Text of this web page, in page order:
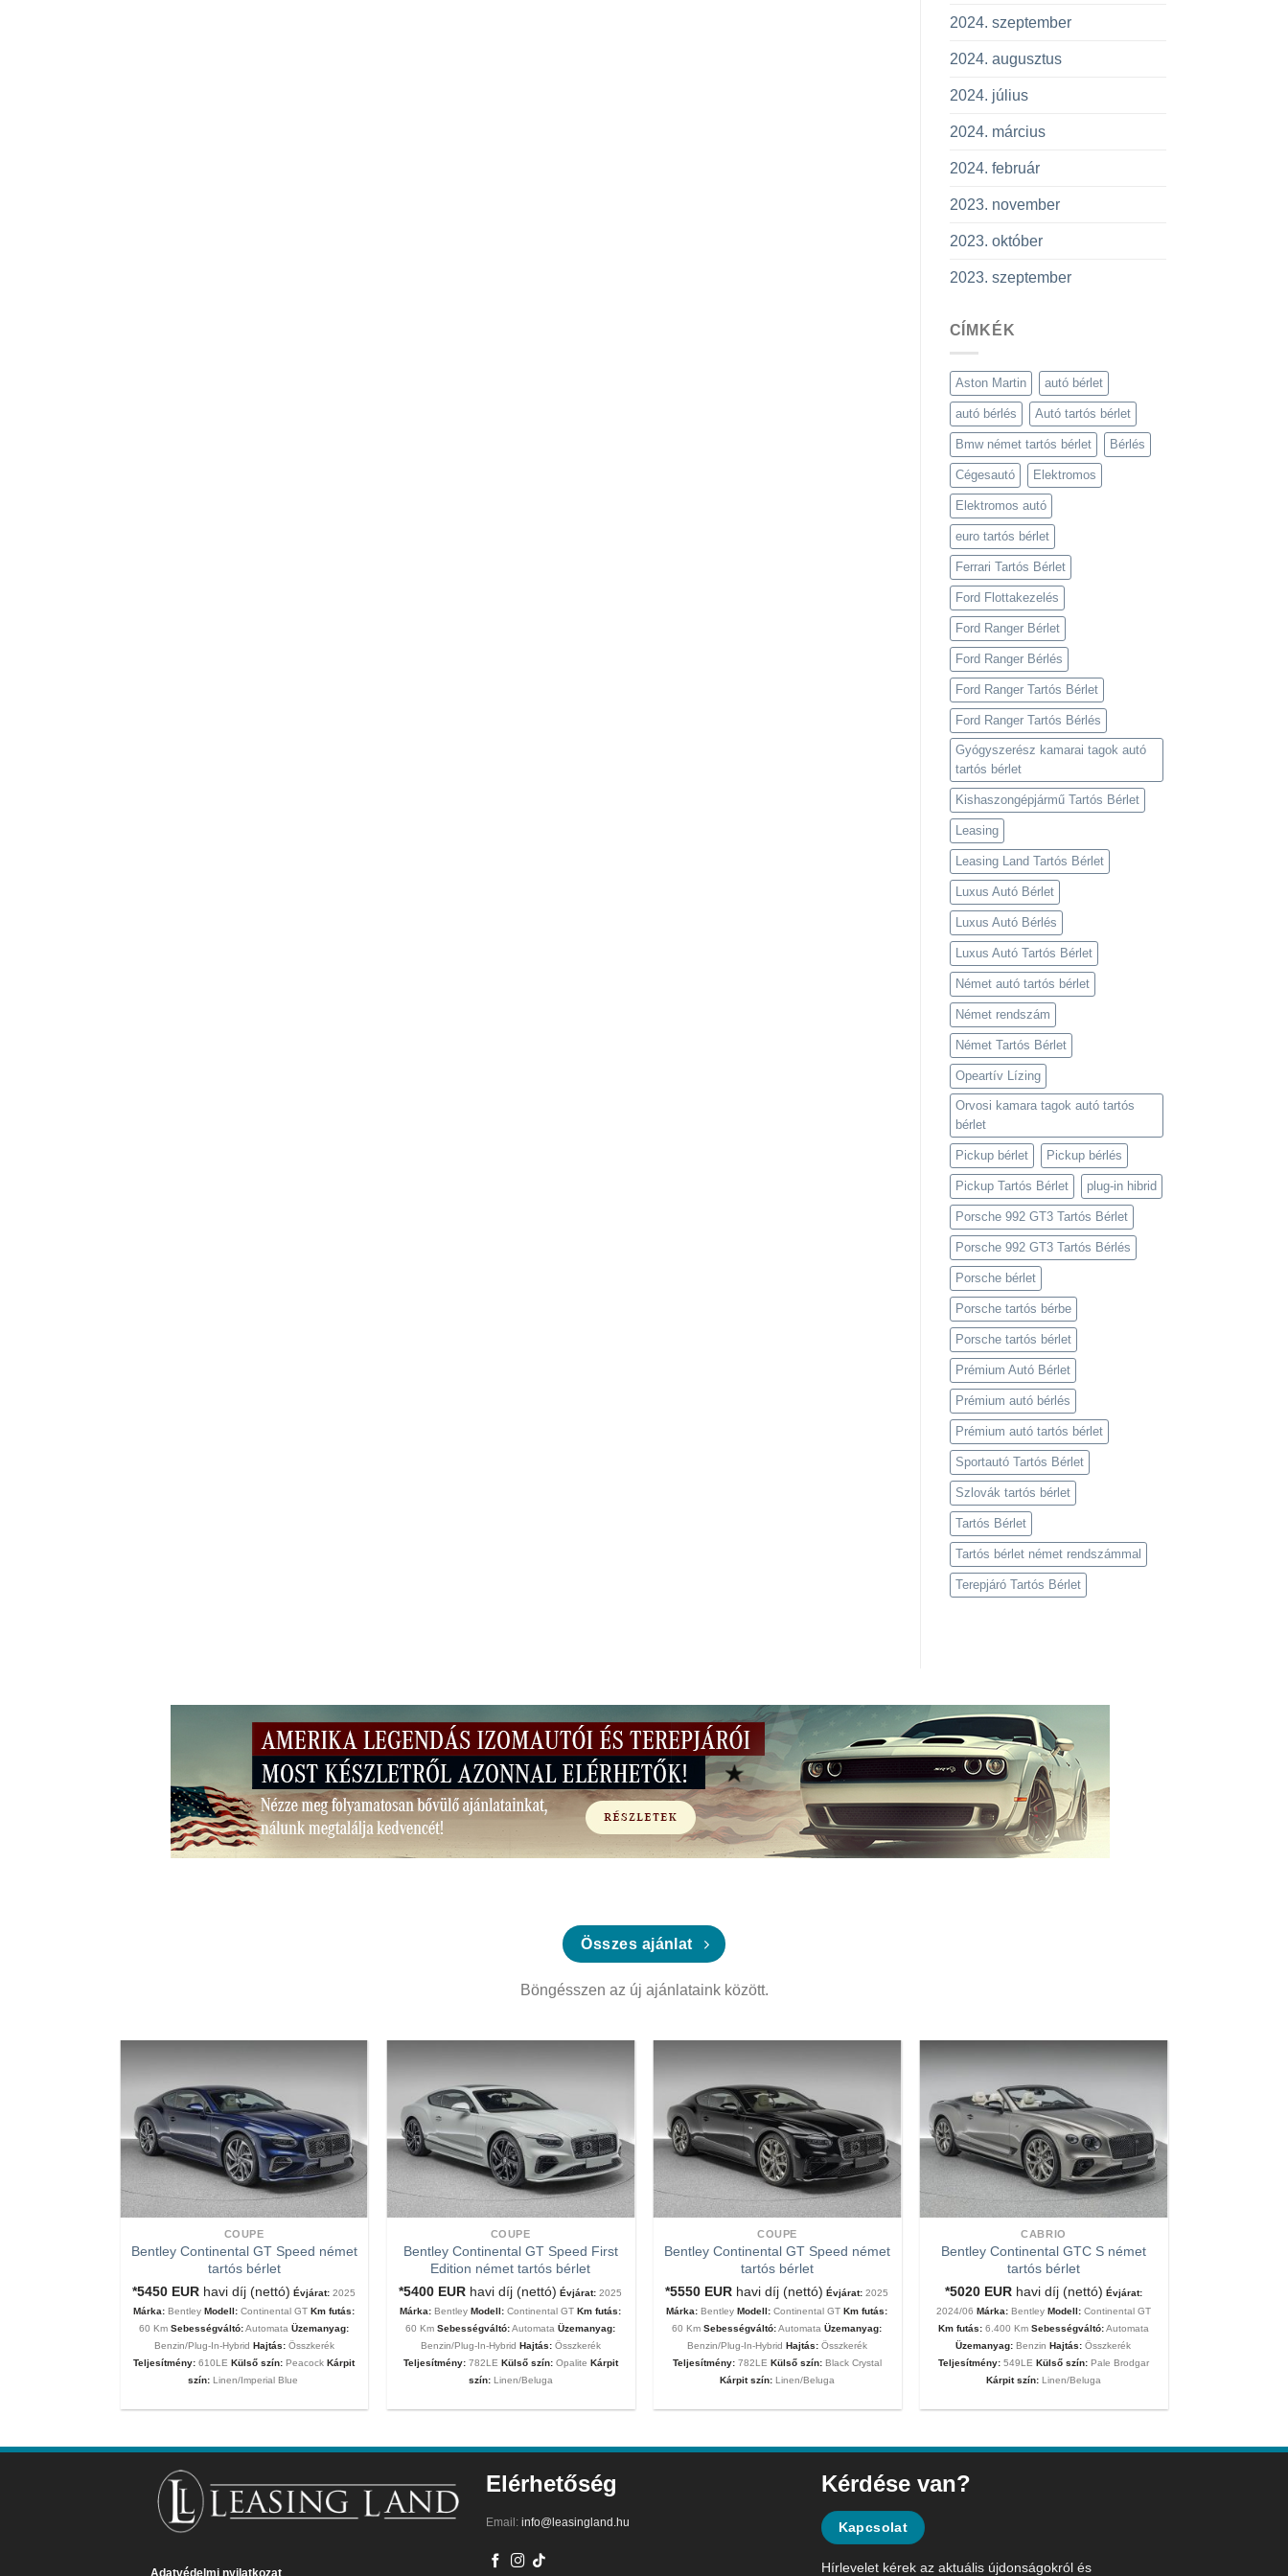
2024. szeptember
2024. augusztus
2024. július
2024. március
2024. február
2023. november
2023. október
2023. szeptember
CÍMKÉK
Aston Martin autó bérlet
autó bérlés Autó tartós bérlet
Bmw német tartós bérlet Bérlés
Cégesautó Elektromos
Elektromos autó
euro tartós bérlet
Ferrari Tartós Bérlet
Ford Flottakezelés
Ford Ranger Bérlet
Ford Ranger Bérlés
Ford Ranger Tartós Bérlet
Ford Ranger Tartós Bérlés
Gyógyszerész kamarai tagok autó
tartós bérlet
Kishaszongépjármű Tartós Bérlet
Leasing
Leasing Land Tartós Bérlet
Luxus Autó Bérlet
Luxus Autó Bérlés
Luxus Autó Tartós Bérlet
Német autó tartós bérlet
Német rendszám
Német Tartós Bérlet
Opeartív Lízing
Orvosi kamara tagok autó tartós
bérlet
Pickup bérlet Pickup bérlés
Pickup Tartós Bérlet plug-in hibrid
Porsche 992 GT3 Tartós Bérlet
Porsche 992 GT3 Tartós Bérlés
Porsche bérlet
Porsche tartós bérbe
Porsche tartós bérlet
Prémium Autó Bérlet
Prémium autó bérlés
Prémium autó tartós bérlet
Sportautó Tartós Bérlet
Szlovák tartós bérlet
Tartós Bérlet
Tartós bérlet német rendszámmal
Terepjáró Tartós Bérlet
Összes ajánlat
Böngésszen az új ajánlataink között.
COUPE
Bentley Continental GT Speed német
tartós bérlet
*5450 EUR havi díj (nettó) Évjárat: 2025
Márka: Bentley Modell: Continental GTKm futás:
60 KmSebességváltó:AutomataÜzemanyag:
Benzin/Plug-In-Hybrid Hajtás:Összkerék
Teljesítmény: 610LE Külső szín:PeacockKárpit
szín:Linen/Imperial Blue
COUPE
Bentley Continental GT Speed First
Edition német tartós bérlet
*5400 EUR havi díj (nettó) Évjárat: 2025
Márka: Bentley Modell: Continental GTKm futás:
60 KmSebességváltó:AutomataÜzemanyag:
Benzin/Plug-In-Hybrid Hajtás:Összkerék
Teljesítmény:782LE Külső szín: Opalite Kárpit
szín:Linen/Beluga
COUPE
Bentley Continental GT Speed német
tartós bérlet
*5550 EUR havi díj (nettó) Évjárat: 2025
Márka: Bentley Modell: Continental GTKm futás:
60 KmSebességváltó:AutomataÜzemanyag:
Benzin/Plug-In-Hybrid Hajtás:Összkerék
Teljesítmény:782LE Külső szín: Black Crystal
Kárpit szín:Linen/Beluga
CABRIO
Bentley Continental GTC S német
tartós bérlet
*5020 EUR havi díj (nettó) Évjárat:
2024/06 Márka:Bentley Modell:Continental GT
Km futás: 6.400 Km Sebességváltó:Automata
Üzemanyag: BenzinHajtás: Összkerék
Teljesítmény:549LE Külső szín: Pale Brodgar
Kárpit szín:Linen/Beluga
Adatvédelmi nyilatkozat
Elérhetőség
Email: info@leasingland.hu
Kérdése van?
Kapcsolat
Hírlevelet kérek az aktuális újdonságokról és